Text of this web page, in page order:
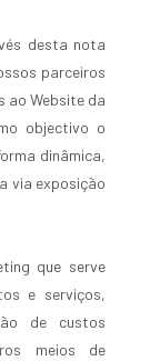
desta nota
parceiros
ao Website da
objectivo o
dinâmica,
via exposição
que serve
e serviços,
de custos
meios de